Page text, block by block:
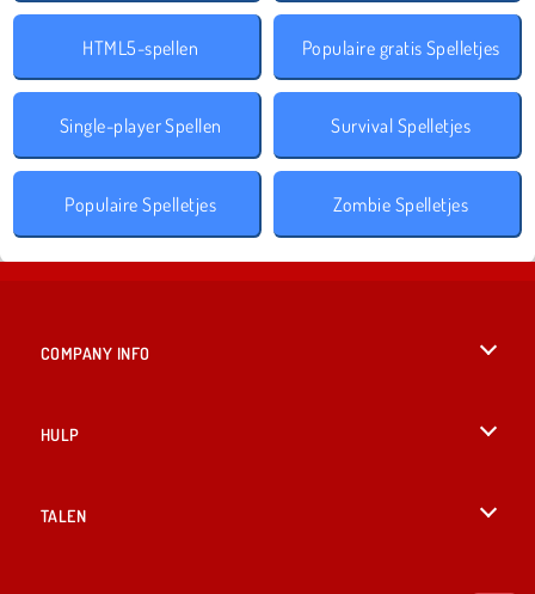
HTML5-spellen Populaire gratis Spelletjes
Single-player Spellen Survival Spelletjes
Populaire Spelletjes Zombie Spelletjes
COMPANY INFO
HULP
TALEN